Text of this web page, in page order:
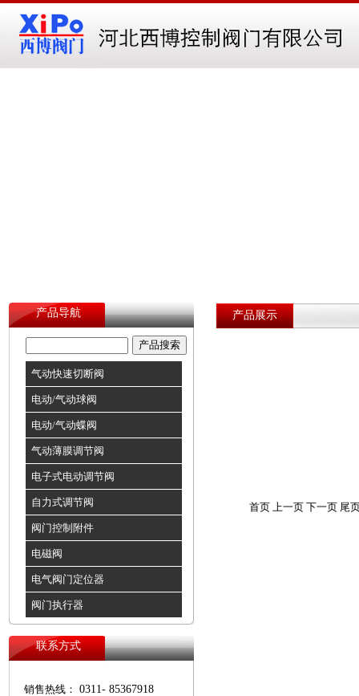
产品导航
气动快速切断阀
电动/气动球阀
电动/气动蝶阀
气动薄膜调节阀
电子式电动调节阀
自力式调节阀
阀门控制附件
电磁阀
电气阀门定位器
阀门执行器
联系方式
销售热线： 0311- 85367918
产品展示
首页 上一页 下一页 尾